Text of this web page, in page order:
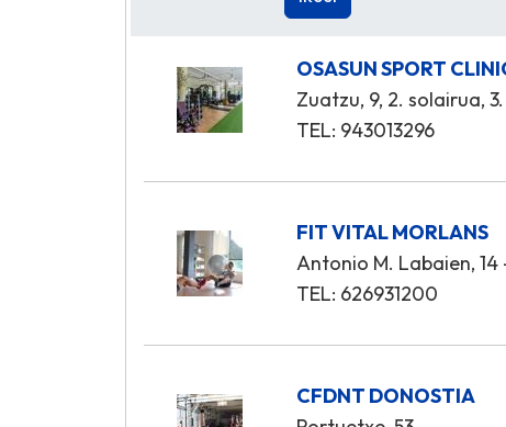
OSASUN SPORT
Zuatzu, 9, 2. solairua,
TEL: 943013296
FIT VITAL MORLANS
Antonio M. Labaien, 14
TEL: 626931200
CFDNT DONOSTIA